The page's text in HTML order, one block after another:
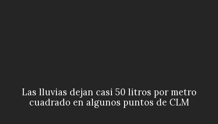
Las lluvias dejan casi 50 litros por metro
cuadrado en algunos puntos de CLM